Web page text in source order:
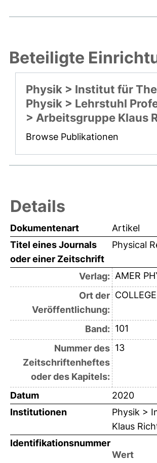
Beteiligte
Physik > Institut für
Physik > Lehrstuhl
> Arbeitsgruppe Klaus
Browse Publikationen
Details
Dokumentenart
Artikel
Titel eines Journals
oder einer Zeitschrift
Physical
Verlag: AMER
Ort der
Veröffentlichung:
Band: 101
Nummer des
Zeitschriftenheftes
oder des Kapitels:
13
Datum
2020
Institutionen
Physik >
Klaus
Identifikationsnummer
Wert